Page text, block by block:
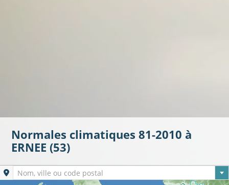
Normales climatiques 81-2010 à
ERNEE (53)
Ville sélectionnée
Nom, ville ou code postal